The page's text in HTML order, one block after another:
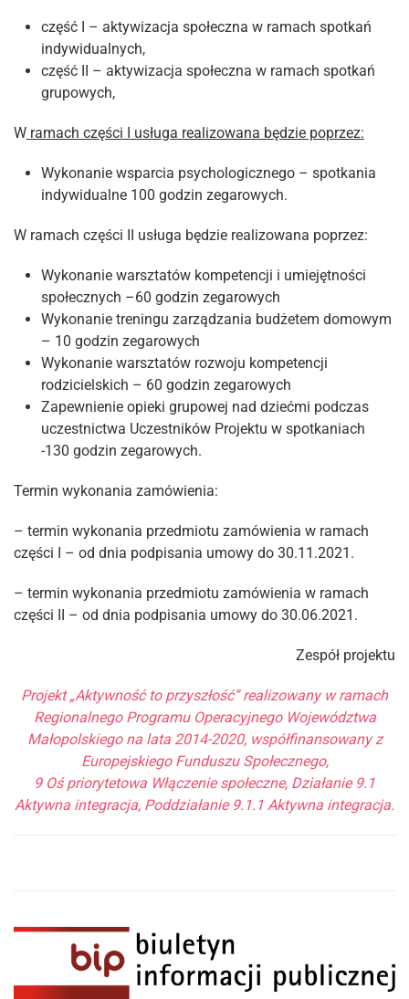
część I – aktywizacja społeczna w ramach spotkań
indywidualnych,
część II – aktywizacja społeczna w ramach spotkań
grupowych,
W ramach części I usługa realizowana będzie poprzez:
Wykonanie wsparcia psychologicznego – spotkania
indywidualne 100 godzin zegarowych.
W ramach części II usługa będzie realizowana poprzez:
Wykonanie warsztatów kompetencji i umiejętności
społecznych –60 godzin zegarowych
Wykonanie treningu zarządzania budżetem domowym
– 10 godzin zegarowych
Wykonanie warsztatów rozwoju kompetencji
rodzicielskich – 60 godzin zegarowych
Zapewnienie opieki grupowej nad dziećmi podczas
uczestnictwa Uczestników Projektu w spotkaniach
-130 godzin zegarowych.
Termin wykonania zamówienia:
– termin wykonania przedmiotu zamówienia w ramach
części I – od dnia podpisania umowy do 30.11.2021.
– termin wykonania przedmiotu zamówienia w ramach
części II – od dnia podpisania umowy do 30.06.2021.
Zespół projektu
Projekt „Aktywność to przyszłość” realizowany w ramach
Regionalnego Programu Operacyjnego Województwa
Małopolskiego na lata 2014-2020, współfinansowany z
Europejskiego Funduszu Społecznego,
9 Oś priorytetowa Włączenie społeczne, Działanie 9.1
Aktywna integracja, Poddziałanie 9.1.1 Aktywna integracja.